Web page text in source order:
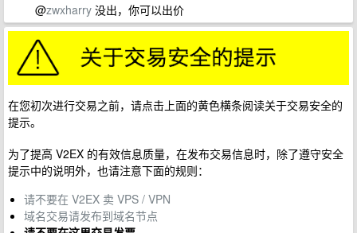
@zwxharry 没出，你可以出价
在您初次进行交易之前，请点击上面的黄色横条阅读关于交易安全的
提示。
为了提高 V2EX 的有效信息质量，在发布交易信息时，除了遵守安全
提示中的说明外，也请注意下面的规则：
请不要在 V2EX 卖 VPS / VPN
域名交易请发布到域名节点